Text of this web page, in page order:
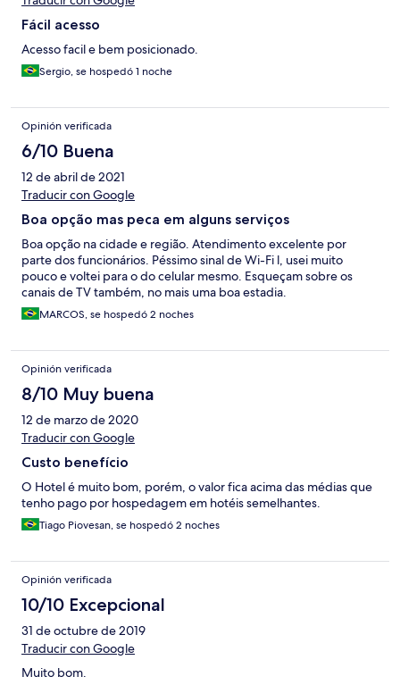
Fácil acesso
Acesso facil e bem posicionado.
Sergio, se hospedó 1 noche
Opinión verificada
6/10 Buena
12 de abril de 2021
Traducir con Google
Boa opção mas peca em alguns serviços
Boa opção na cidade e região. Atendimento excelente por
parte dos funcionários. Péssimo sinal de Wi-Fi l, usei muito
pouco e voltei para o do celular mesmo. Esqueçam sobre os
canais de TV também, no mais uma boa estadia.
MARCOS, se hospedó 2 noches
Opinión verificada
8/10 Muy buena
12 de marzo de 2020
Traducir con Google
Custo benefício
O Hotel é muito bom, porém, o valor fica acima das médias que
tenho pago por hospedagem em hotéis semelhantes.
Tiago Piovesan, se hospedó 2 noches
Opinión verificada
10/10 Excepcional
31 de octubre de 2019
Traducir con Google
Muito bom.